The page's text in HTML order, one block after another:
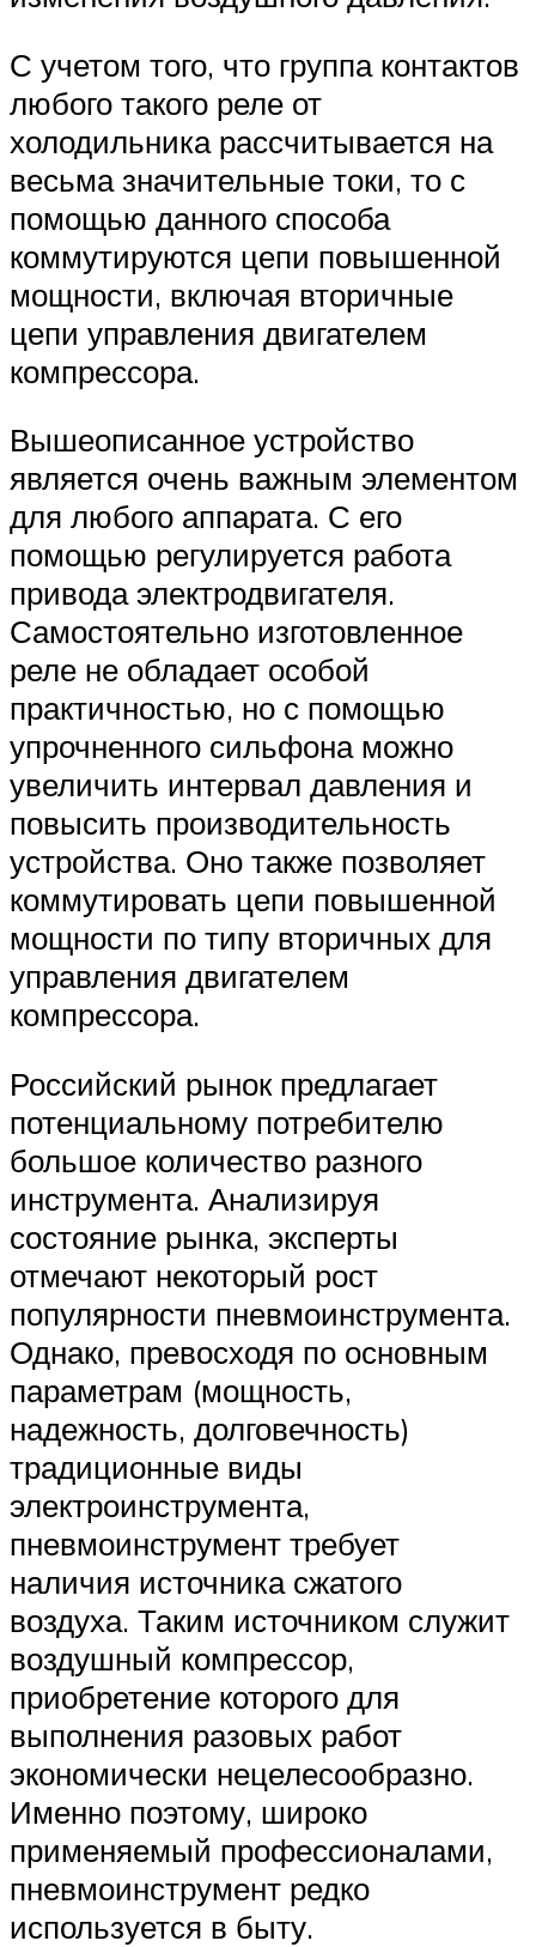
С учетом того, что группа контактов
любого такого реле от
холодильника рассчитывается на
весьма значительные токи, то с
помощью данного способа
коммутируются цепи повышенной
мощности, включая вторичные
цепи управления двигателем
компрессора.
Вышеописанное устройство
является очень важным элементом
для любого аппарата. С его
помощью регулируется работа
привода электродвигателя.
Самостоятельно изготовленное
реле не обладает особой
практичностью, но с помощью
упрочненного сильфона можно
увеличить интервал давления и
повысить производительность
устройства. Оно также позволяет
коммутировать цепи повышенной
мощности по типу вторичных для
управления двигателем
компрессора.
Российский рынок предлагает
потенциальному потребителю
большое количество разного
инструмента. Анализируя
состояние рынка, эксперты
отмечают некоторый рост
популярности пневмоинструмента.
Однако, превосходя по основным
параметрам (мощность,
надежность, долговечность)
традиционные виды
электроинструмента,
пневмоинструмент требует
наличия источника сжатого
воздуха. Таким источником служит
воздушный компрессор,
приобретение которого для
выполнения разовых работ
экономически нецелесообразно.
Именно поэтому, широко
применяемый профессионалами,
пневмоинструмент редко
используется в быту.